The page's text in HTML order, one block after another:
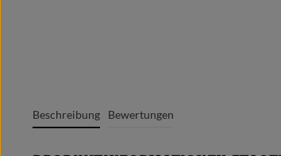
Beschreibung Bewertungen